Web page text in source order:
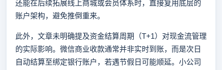
还能在后续拓展线上商城或会员体系时，直接复用底层的
账户架构，避免推倒重来。
此外，文章未明确提及资金结算周期（T+1）对现金流管理
的实际影响。微信商业收款通常并非实时到账，而是次日
自动结算至绑定银行账户，若遇节假日可能顺延。小公司